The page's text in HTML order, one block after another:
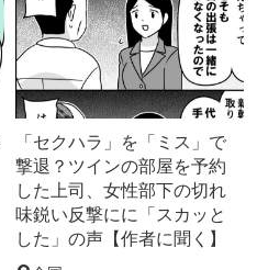
「セクハラ」を「ミス」で
撃退？ツインの部屋を予約
した上司、女性部下の切れ
味鋭い反撃にに「スカッと
した」の声【作者に聞く】